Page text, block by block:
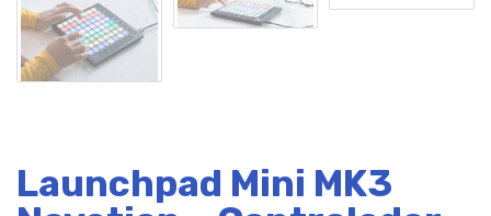
Launchpad Mini MK3